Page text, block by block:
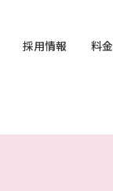
採用情報 料